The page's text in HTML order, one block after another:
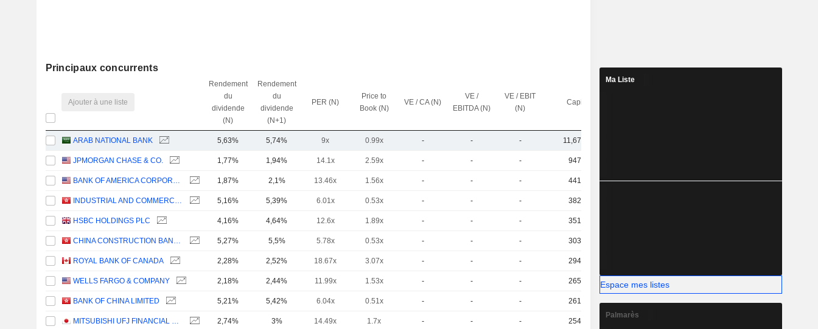
Principaux concurrents
Ajouter à une liste
Rendement
du
dividende
(N)
Rendement
du
dividende
(N+1)
PER (N)
Price to
Book (N)
VE / CA (N)
VE /
EBITDA (N)
VE / EBIT
(N)
Capi.($)
ARAB NATIONAL BANK 5,63% 5,74% 9x 0.99x - - - 11,67 Md
JPMORGAN CHASE & CO. 1,77% 1,94% 14.1x 2.59x - - - 947 Md
BANK OF AMERICA CORPORATION 1,87% 2,1% 13.46x 1.56x - - - 441 Md
INDUSTRIAL AND COMMERCIAL BANK OF CHINA LIMITED 5,16% 5,39% 6.01x 0.53x - - - 382 Md
HSBC HOLDINGS PLC 4,16% 4,64% 12.6x 1.89x - - - 351 Md
CHINA CONSTRUCTION BANK CORPORATION 5,27% 5,5% 5.78x 0.53x - - - 303 Md
ROYAL BANK OF CANADA 2,28% 2,52% 18.67x 3.07x - - - 294 Md
WELLS FARGO & COMPANY 2,18% 2,44% 11.99x 1.53x - - - 265 Md
BANK OF CHINA LIMITED 5,21% 5,42% 6.04x 0.51x - - - 261 Md
MITSUBISHI UFJ FINANCIAL GROUP, INC. 2,74% 3% 14.49x 1.7x - - - 254 Md
Ma Liste
Espace mes listes
Palmarès